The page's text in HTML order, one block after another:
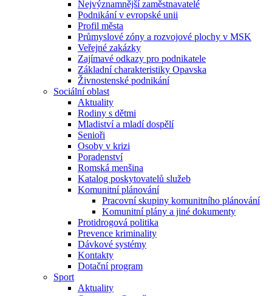
Nejvýznamnější zaměstnavatelé
Podnikání v evropské unii
Profil města
Průmyslové zóny a rozvojové plochy v MSK
Veřejné zakázky
Zajímavé odkazy pro podnikatele
Základní charakteristiky Opavska
Živnostenské podnikání
Sociální oblast
Aktuality
Rodiny s dětmi
Mladiství a mladí dospělí
Senioři
Osoby v krizi
Poradenství
Romská menšina
Katalog poskytovatelů služeb
Komunitní plánování
Pracovní skupiny komunitního plánování
Komunitní plány a jiné dokumenty
Protidrogová politika
Prevence kriminality
Dávkové systémy
Kontakty
Dotační program
Sport
Aktuality